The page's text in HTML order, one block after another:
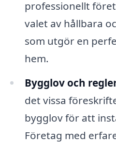
professionellt
valet av hållbara
som utgör en
hem.
Bygglov och
det vissa
bygglov för att
Företag med